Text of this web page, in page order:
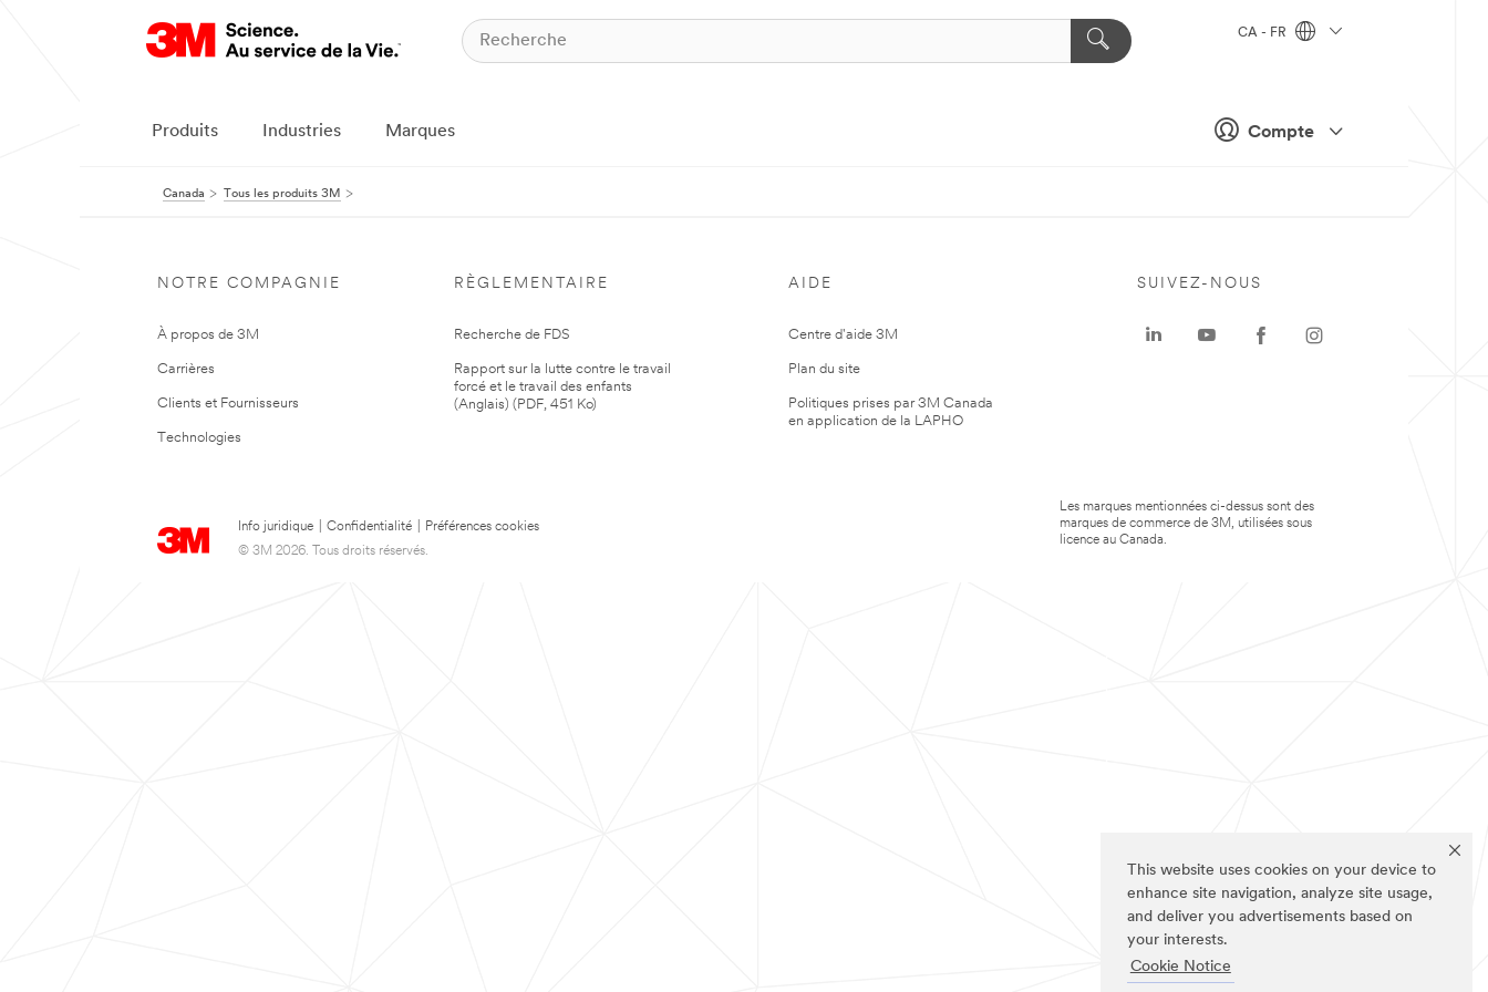
This website uses cookies on your device to
enhance site navigation, analyze site usage,
and deliver you advertisements based on
your interests.
Cookie Notice
Compte
CA - FR
Produits Industries Marques
Canada Tous les produits 3M
NOTRE COMPAGNIE
À propos de 3M
Carrières
Clients et Fournisseurs
Technologies
RÈGLEMENTAIRE
Recherche de FDS
Rapport sur la lutte contre le travail
forcé et le travail des enfants
(Anglais) (PDF, 451 Ko)
AIDE
Centre d'aide 3M
Plan du site
Politiques prises par 3M Canada
en application de la LAPHO
Info juridique Confidentialité
Préférences cookies
© 3M 2026. Tous droits réservés.
SUIVEZ-NOUS
Les marques mentionnées ci-dessus sont des
marques de commerce de 3M, utilisées sous
licence au Canada.